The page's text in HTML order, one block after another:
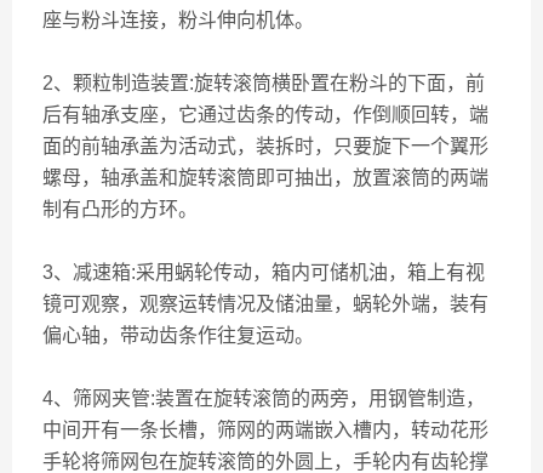
座与粉斗连接，粉斗伸向机体。
2、颗粒制造装置:旋转滚筒横卧置在粉斗的下面，前
后有轴承支座，它通过齿条的传动，作倒顺回转，端
面的前轴承盖为活动式，装拆时，只要旋下一个翼形
螺母，轴承盖和旋转滚筒即可抽出，放置滚筒的两端
制有凸形的方环。
3、减速箱:采用蜗轮传动，箱内可储机油，箱上有视
镜可观察，观察运转情况及储油量，蜗轮外端，装有
偏心轴，带动齿条作往复运动。
4、筛网夹管:装置在旋转滚筒的两旁，用钢管制造，
中间开有一条长槽，筛网的两端嵌入槽内，转动花形
手轮将筛网包在旋转滚筒的外圆上，手轮内有齿轮撑